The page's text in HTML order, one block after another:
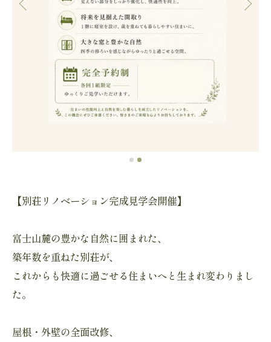
【別荘リノベーション完成見学会開催】
富士山麓の豊かな自然に囲まれた、
築年数を重ねた別荘が、
これからも快適に過ごせる住まいへと生まれ変わりまし
た。
屋根・外壁の全面改修、